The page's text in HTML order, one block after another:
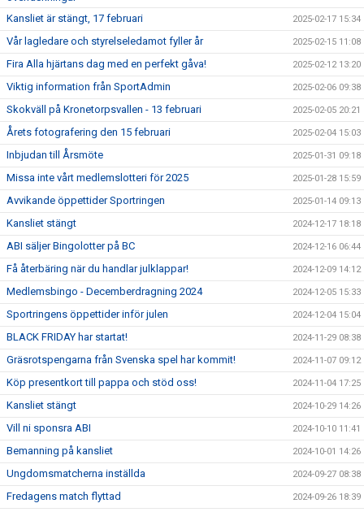
Kansliet är stängt, 17 februari 2025-02-17 15:34
Vår lagledare och styrelseledamot fyller år 2025-02-15 11:08
Fira Alla hjärtans dag med en perfekt gåva! 2025-02-12 13:20
Viktig information från SportAdmin 2025-02-06 09:38
Skokväll på Kronetorpsvallen - 13 februari 2025-02-05 20:21
Årets fotografering den 15 februari 2025-02-04 15:03
Inbjudan till Årsmöte 2025-01-31 09:18
Missa inte vårt medlemslotteri för 2025 2025-01-28 15:59
Avvikande öppettider Sportringen 2025-01-14 09:13
Kansliet stängt 2024-12-17 18:18
ABI säljer Bingolotter på BC 2024-12-16 06:44
Få återbäring när du handlar julklappar! 2024-12-09 14:12
Medlemsbingo - Decemberdragning 2024 2024-12-05 15:33
Sportringens öppettider inför julen 2024-12-04 15:04
BLACK FRIDAY har startat! 2024-11-29 08:38
Gräsrotspengarna från Svenska spel har kommit! 2024-11-07 09:12
Köp presentkort till pappa och stöd oss! 2024-11-04 17:25
Kansliet stängt 2024-10-29 14:26
Vill ni sponsra ABI 2024-10-10 11:41
Bemanning på kansliet 2024-10-01 14:26
Ungdomsmatcherna inställda 2024-09-27 08:38
Fredagens match flyttad 2024-09-26 18:39